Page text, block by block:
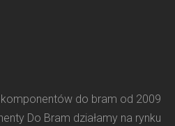
do bram od 2009
Do Bram działamy na rynku